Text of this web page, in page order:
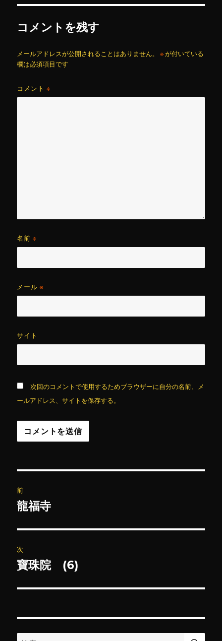
コメントを残す
メールアドレスが公開されることはありません。 ※が付いている
欄は必須項目です
コメント※
名前※
メール※
サイト
次回のコメントで使用するためブラウザーに自分の名前、メ
ールアドレス、サイトを保存する。
稿
ビ
ゲ
ー
前
前
投
稿:
龍福寺
次
次
投
寶珠院 (6)
検